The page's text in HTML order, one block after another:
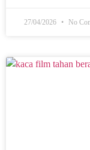
27/04/2026 No